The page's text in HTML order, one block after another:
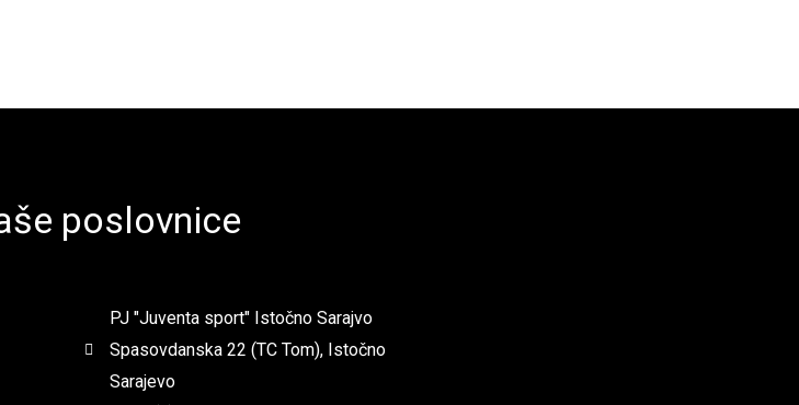
poslovnice
PJ "Juventa sport" Istočno Sarajvo
Spasovdanska 22 (TC Tom), Istočno
Sarajevo